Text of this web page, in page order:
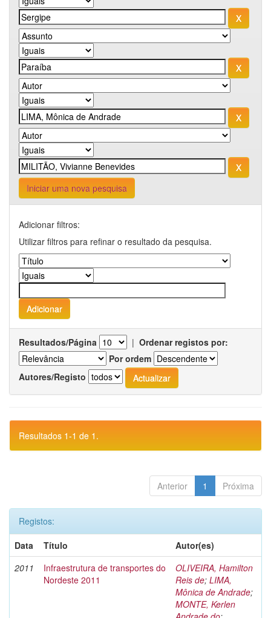
Iniciar uma nova pesquisa
Adicionar filtros:
Utilizar filtros para refinar o resultado da pesquisa.
Resultados/Página | Ordenar registos por:
Por ordem
Autores/Registo
Resultados 1-1 de 1.
Anterior 1 Próxima
Registos:
Data
Título
Autor(es)
2011
Infraestrutura de transportes do
Nordeste 2011
OLIVEIRA, Hamilton
Reis de; LIMA,
Mônica de Andrade;
MONTE, Kerlen